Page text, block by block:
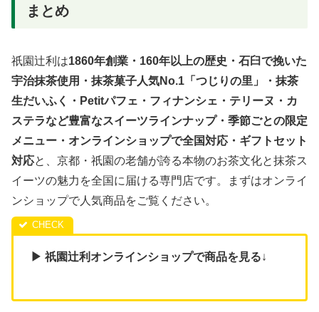
まとめ
祇園辻利は1860年創業・160年以上の歴史・石臼で挽いた
宇治抹茶使用・抹茶菓子人気No.1「つじりの里」・抹茶
生だいふく・Petitパフェ・フィナンシェ・テリーヌ・カ
ステラなど豊富なスイーツラインナップ・季節ごとの限定
メニュー・オンラインショップで全国対応・ギフトセット
対応と、京都・祇園の老舗が誇る本物のお茶文化と抹茶ス
イーツの魅力を全国に届ける専門店です。まずはオンライ
ンショップで人気商品をご覧ください。
▶ 祇園辻利オンラインショップで商品を見る↓